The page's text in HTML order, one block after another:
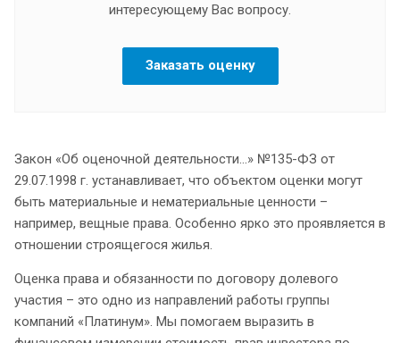
интересующему Вас вопросу.
Заказать оценку
Закон «Об оценочной деятельности…» №135-ФЗ от
29.07.1998 г. устанавливает, что объектом оценки могут
быть материальные и нематериальные ценности –
например, вещные права. Особенно ярко это проявляется в
отношении строящегося жилья.
Оценка права и обязанности по договору долевого
участия – это одно из направлений работы группы
компаний «Платинум». Мы помогаем выразить в